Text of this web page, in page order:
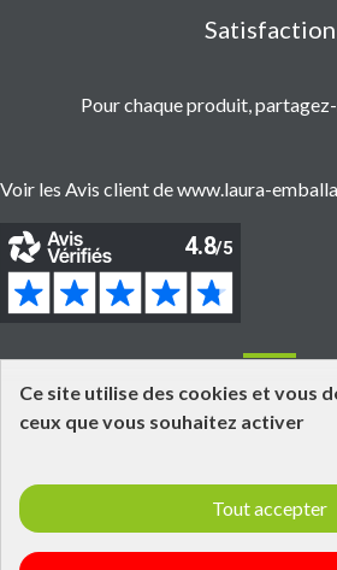
Satisfaction
Pour chaque produit,
Voir les Avis client de www.laura-
Click and Collect
Livraisons et retours
Informations légales
Ce site utilise des cookies et vous
ceux que vous souhaitez activer
Tout accepter